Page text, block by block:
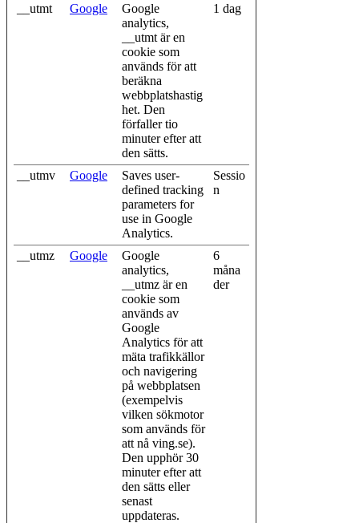
__utmt Google
Google
analytics,
__utmt är en
cookie som
används för att
beräkna
webbplatshastig
het. Den
förfaller tio
minuter efter att
den sätts.
1 dag
__utmv Google
Saves user-
defined tracking
parameters for
use in Google
Analytics.
Sessio
n
__utmz Google
Google
analytics,
__utmz är en
cookie som
används av
Google
Analytics för att
mäta trafikkällor
och navigering
på webbplatsen
(exempelvis
vilken sökmotor
som används för
att nå ving.se).
Den upphör 30
minuter efter att
den sätts eller
senast
uppdateras.
6
måna
der